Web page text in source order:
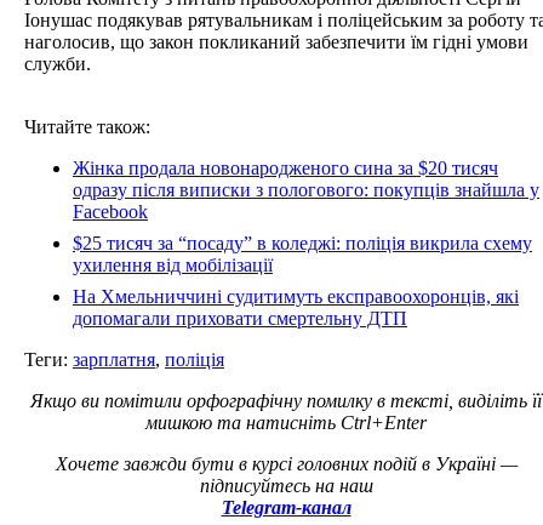
Іонушас подякував рятувальникам і поліцейським за роботу
наголосив, що закон покликаний забезпечити їм гідні умови
служби.
Читайте також:
Жінка продала новонародженого сина за $20 тисяч
одразу після виписки з пологового: покупців знайшла у
Facebook
$25 тисяч за “посаду” в коледжі: поліція викрила схему
ухилення від мобілізації
На Хмельниччині судитимуть експравоохоронців, які
допомагали приховати смертельну ДТП
Теги: зарплатня, поліція
Якщо ви помітили орфографічну помилку в тексті, виділіть її
мишкою та натисніть Ctrl+Enter
Хочете завжди бути в курсі головних подій в Україні —
підписуйтесь на наш
Telegram-канал